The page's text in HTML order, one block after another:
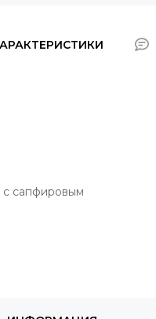
с сапфировым